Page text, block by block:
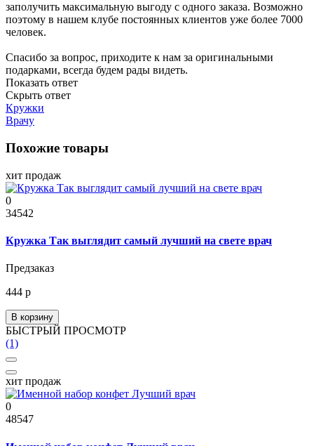
заполучить максимальную выгоду с одного заказа. Возможно
поэтому в нашем клубе постоянных клиентов уже более 7000
человек.
Спасибо за вопрос, приходите к нам за оригинальными
подарками, всегда будем рады видеть.
Показать ответ
Скрыть ответ
Кружки
Врачу
Похожие товары
хит продаж
0
34542
Кружка Так выглядит самый лучший на свете врач
Предзаказ
444 р
В корзину
БЫСТРЫЙ ПРОСМОТР
(1)
хит продаж
0
48547